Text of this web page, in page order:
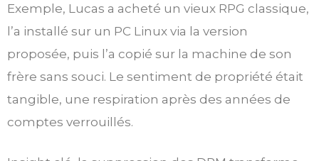
Exemple, Lucas a acheté un vieux RPG classique,
l’a installé sur un PC Linux via la version
proposée, puis l’a copié sur la machine de son
frère sans souci. Le sentiment de propriété était
tangible, une respiration après des années de
comptes verrouillés.